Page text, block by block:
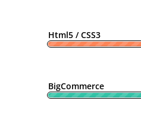
Html5 / CSS3
BigCommerce